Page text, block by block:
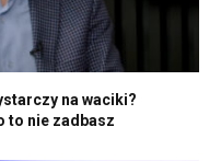
na waciki?
to nie zadbasz